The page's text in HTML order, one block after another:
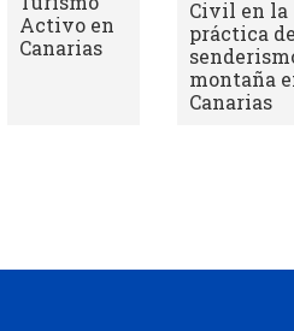
en la
de
y
en
Canarias